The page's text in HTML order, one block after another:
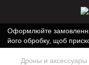
Оформлюйте
його обробку, щоб
Дроны и аксессуары